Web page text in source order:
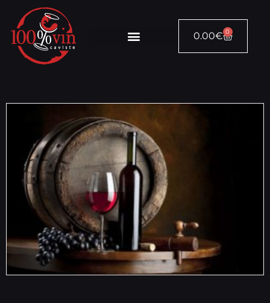
0.00€ 0